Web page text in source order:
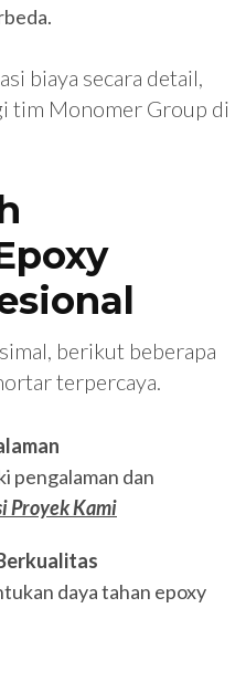
biaya secara detail,
tim Monomer Group di
berikut beberapa
terpercaya.
pengalaman dan
Proyek Kami
daya tahan epoxy